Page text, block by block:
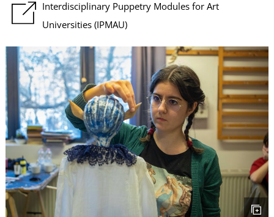
Interdisciplinary Puppetry Modules for Art
Universities (IPMAU)